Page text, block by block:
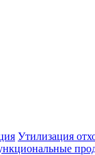
Утилизация